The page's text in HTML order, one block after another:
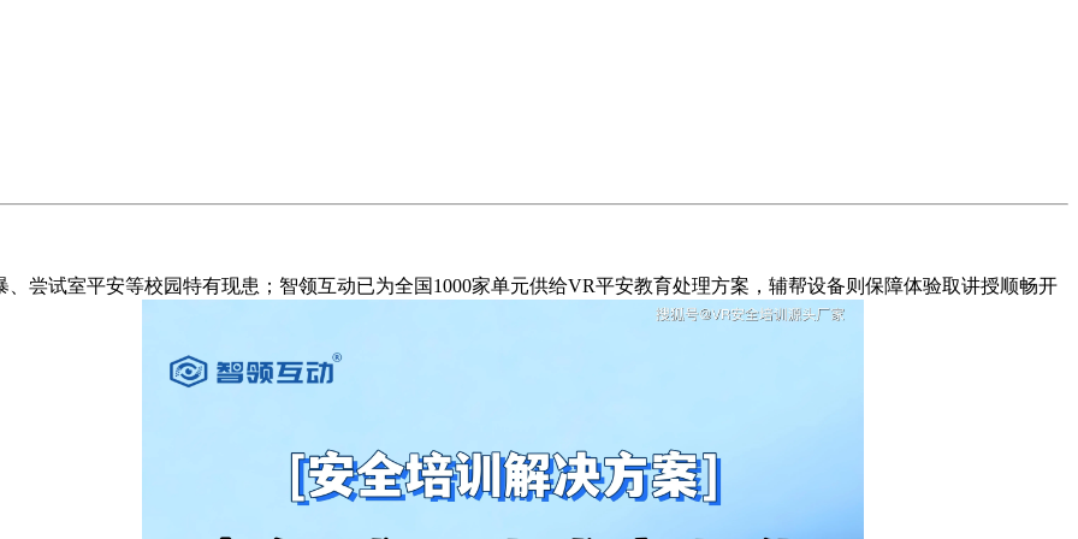
室平安等校园特有现患；智领互动已为全国1000家单元供给VR平安教育处理方案，辅帮设备则保障体验取讲授顺畅开